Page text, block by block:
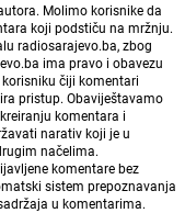
Molimo korisnike da
koji podstiču na mržnju.
radiosarajevo.ba, zbog
ima pravo i obavezu
čiji komentari
pristup. Obaviještavamo
komentara i
narativ koji je u
načelima.
komentare bez
sistem prepoznavanja
u komentarima.